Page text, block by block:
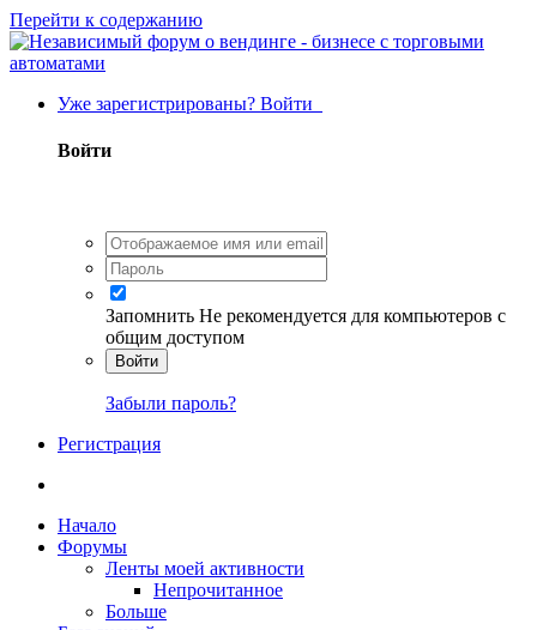
Перейти к содержанию
Уже зарегистрированы? Войти
Войти
Запомнить Не рекомендуется для компьютеров с
общим доступом
Войти
Забыли пароль?
Регистрация
Начало
Форумы
Ленты моей активности
Непрочитанное
Больше